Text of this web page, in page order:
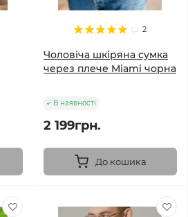
2
Чоловіча шкіряна сумка
через плече Miami чорна
В наявності
2 199грн.
До кошика